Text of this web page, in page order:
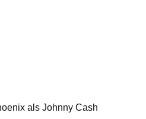
als Johnny Cash